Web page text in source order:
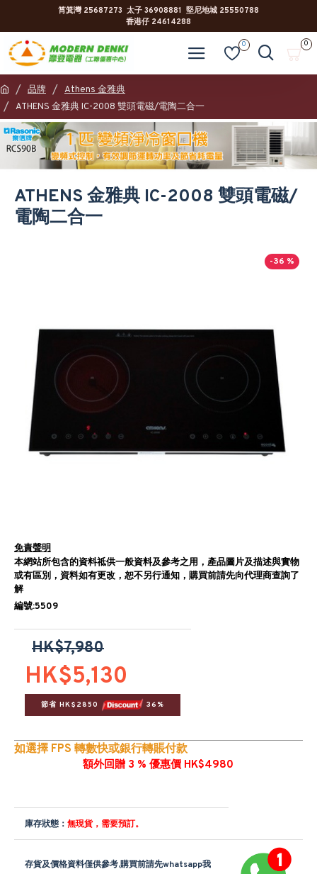
筲箕灣 25687273 太子 36908881 堅尼地城 25550788
香港仔 24614288
0 0
品牌
Athens 金雅典
ATHENS 金雅典 IC-2008 雙頭電磁/電陶二合一
ATHENS 金雅典 IC-2008 雙頭電磁/
電陶二合一
-36 %
免責聲明
本網站所包含的資料祗供一般資料及參考之用，產品圖片及描述與實物
或有區別，資料如有更改，恕不另行通知，購買前請先向代理商查詢了
解
編號:5509
HK$5,130
HK$7,980
節省 HK$2850 36%
如選擇 FPS 轉數快或銀行轉賬付款
額外回贈 3 % 優惠價 HK$4980
庫存狀態： 無現貨，需要預訂。
存貨及價格資料僅供參考,購買前請先whatsapp我